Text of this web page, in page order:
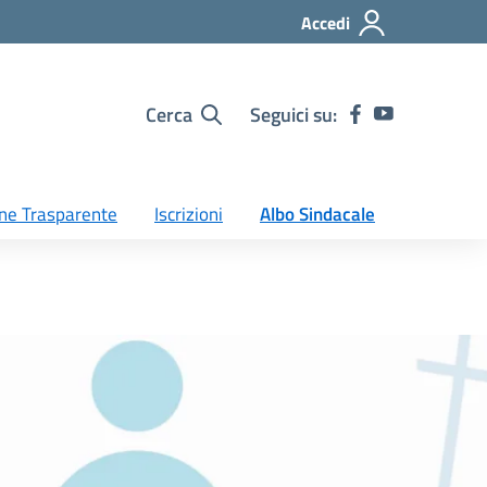
Accedi
Cerca Seguici su:
Trasparente Iscrizioni Albo Sindacale